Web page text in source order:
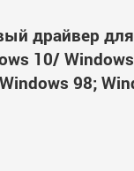
драйвер для
10/
Windows 98;